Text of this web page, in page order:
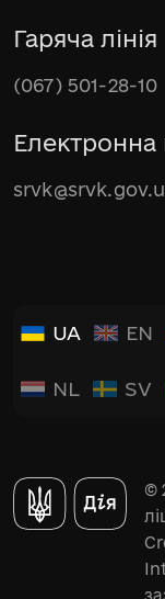
Гаряча лінія
(067) 501-28-10
UA EN
NL SV
©